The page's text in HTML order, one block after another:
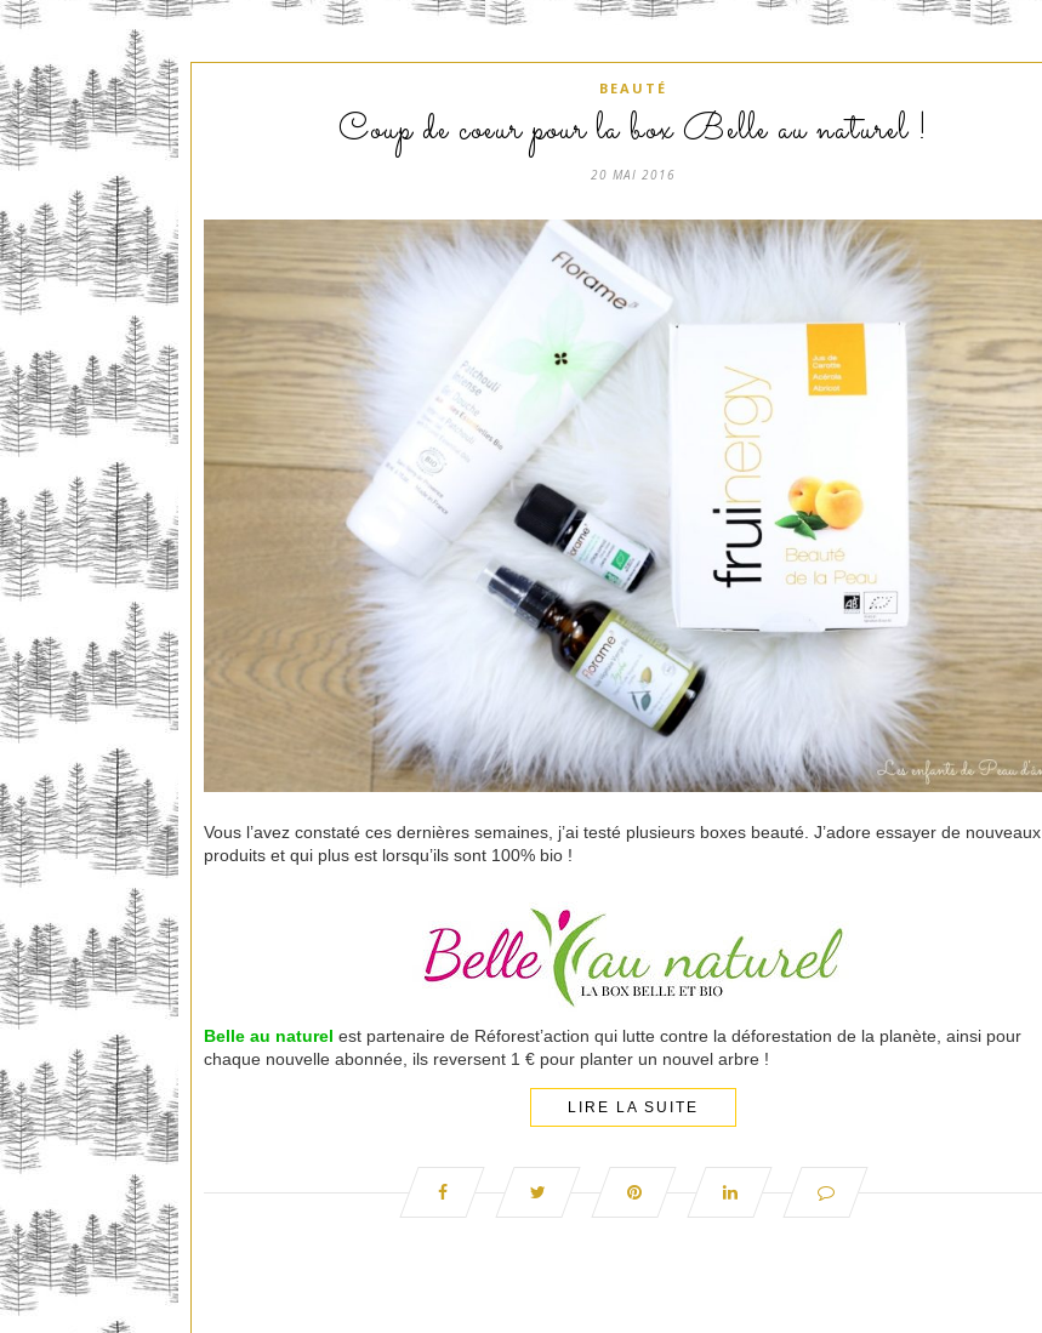
BEAUTÉ
Coup de coeur pour la box Belle au naturel !
20 MAI 2016
Vous l’avez constaté ces dernières semaines, j’ai testé plusieurs boxes beauté. J’adore essayer de nouveaux
produits et qui plus est lorsqu’ils sont 100% bio !
Belle au naturel est partenaire de Réforest’action qui lutte contre la déforestation de la planète, ainsi pour
chaque nouvelle abonnée, ils reversent 1 € pour planter un nouvel arbre !
LIRE LA SUITE